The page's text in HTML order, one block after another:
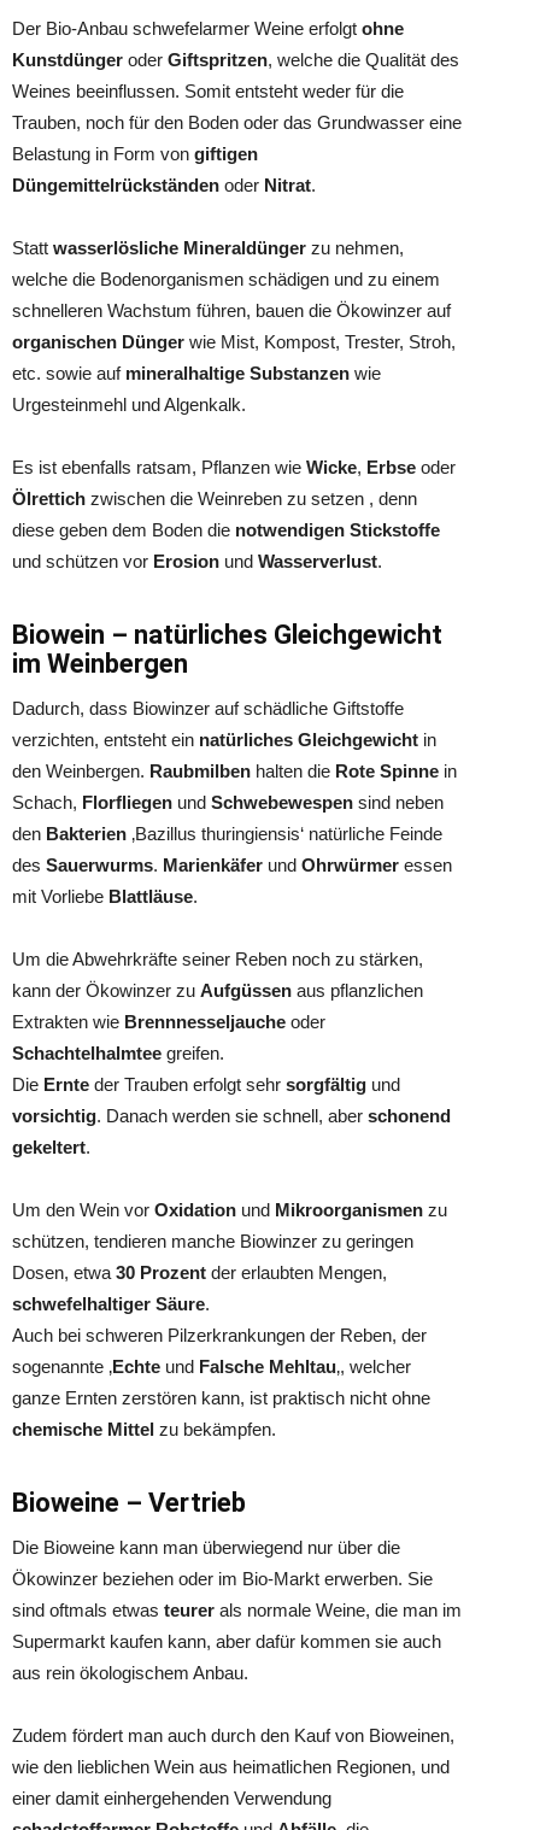
Der Bio-Anbau schwefelarmer Weine erfolgt ohne
Kunstdünger oder Giftspritzen, welche die Qualität des
Weines beeinflussen. Somit entsteht weder für die
Trauben, noch für den Boden oder das Grundwasser eine
Belastung in Form von giftigen
Düngemittelrückständen oder Nitrat.
Statt wasserlösliche Mineraldünger zu nehmen,
welche die Bodenorganismen schädigen und zu einem
schnelleren Wachstum führen, bauen die Ökowinzer auf
organischen Dünger wie Mist, Kompost, Trester, Stroh,
etc. sowie aufmineralhaltige Substanzen wie
Urgesteinmehl und Algenkalk.
Es ist ebenfalls ratsam, Pflanzen wie Wicke, Erbse oder
Ölrettich zwischen die Weinreben zu setzen , denn
diese geben dem Boden die notwendigen Stickstoffe
und schützen vor Erosion und Wasserverlust.
Biowein – natürliches Gleichgewicht
im Weinbergen
Dadurch, dass Biowinzer auf schädliche Giftstoffe
verzichten, entsteht ein natürliches Gleichgewicht in
den Weinbergen. Raubmilben halten die Rote Spinne in
Schach, Florfliegen und Schwebewespen sind neben
den Bakterien ‚Bazillus thuringiensis‘ natürliche Feinde
des Sauerwurms. Marienkäfer und Ohrwürmer essen
mit Vorliebe Blattläuse.
Um die Abwehrkräfte seiner Reben noch zu stärken,
kann der Ökowinzer zu Aufgüssen aus pflanzlichen
Extrakten wie Brennnesseljauche oder
Schachtelhalmtee greifen.
Die Ernte der Trauben erfolgt sehr sorgfältig und
vorsichtig. Danach werden sie schnell, aber schonend
gekeltert.
Um den Wein vor Oxidation und Mikroorganismen zu
schützen, tendieren manche Biowinzer zu geringen
Dosen, etwa 30 Prozent der erlaubten Mengen,
schwefelhaltiger Säure.
Auch bei schweren Pilzerkrankungen der Reben, der
sogenannte ‚Echte und Falsche Mehltau‚, welcher
ganze Ernten zerstören kann, ist praktisch nicht ohne
chemische Mittel zu bekämpfen.
Bioweine – Vertrieb
Die Bioweine kann man überwiegend nur über die
Ökowinzer beziehen oder im Bio-Markt erwerben. Sie
sind oftmals etwas teurer als normale Weine, die man im
Supermarkt kaufen kann, aber dafür kommen sie auch
aus rein ökologischem Anbau.
Zudem fördert man auch durch den Kauf von Bioweinen,
wie den lieblichen Wein aus heimatlichen Regionen, und
einer damit einhergehenden Verwendung